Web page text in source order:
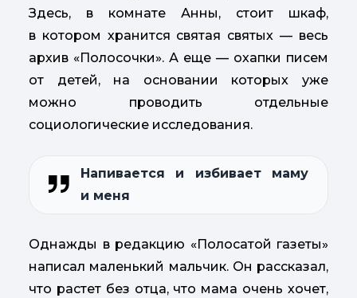
Здесь, в комнате Анны, стоит шкаф,
в котором хранится святая святых — весь
архив «Полосочки». А еще — охапки писем
от детей, на основании которых уже
можно проводить отдельные
социологические исследования.
Напивается и избивает маму
и меня
Однажды в редакцию «Полосатой газеты»
написал маленький мальчик. Он рассказал,
что растет без отца, что мама очень хочет,